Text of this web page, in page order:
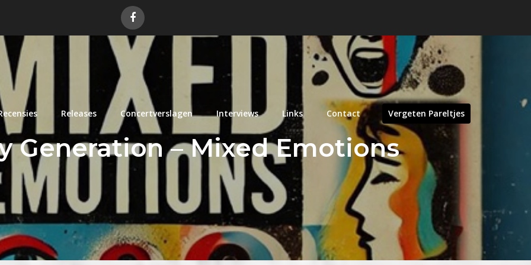
Releases Concertverslagen Interviews Links Contact Vergeten Pareltjes
Generation – Mixed Emotions